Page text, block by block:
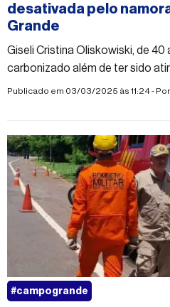
desativada pelo
Grande
Giseli Cristina Oliskowiski, de
carbonizado além de ter sido
Publicado em 03/03/2025 às 11:24 - Por
#campogrande